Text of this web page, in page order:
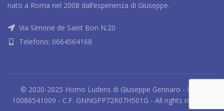
nato a Roma nel 2008 dall’esperienza di Giuseppe.
Via Simone de Saint Bon N.20
Telefono: 0664564168
© 2020-2025 Homo Ludens di Giuseppe Gennaro - P.IVA
10086541009 - C.F. GNNGPP72R07H501G - All rights reserved